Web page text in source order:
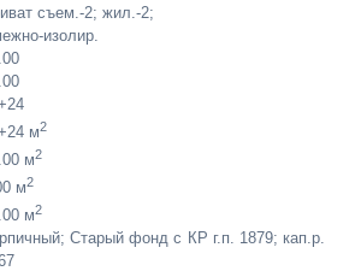
съем.-2; жил.-2;
изолир.
м2
м2
м2
м2
Старый фонд с КР г.п. 1879; кап.р.